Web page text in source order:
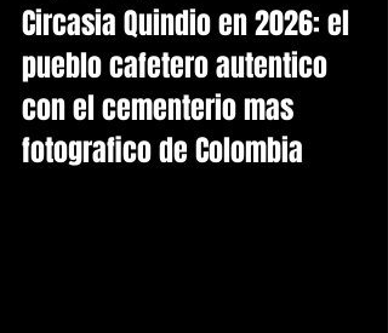
Circasia Quindio en 2026: el
pueblo cafetero autentico
con el cementerio mas
fotografico de Colombia